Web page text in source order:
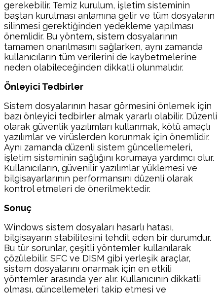
gerekebilir. Temiz kurulum, işletim sisteminin
baştan kurulması anlamına gelir ve tüm dosyaların
silinmesi gerektiğinden yedekleme yapılması
önemlidir. Bu yöntem, sistem dosyalarının
tamamen onarılmasını sağlarken, aynı zamanda
kullanıcıların tüm verilerini de kaybetmelerine
neden olabileceğinden dikkatli olunmalıdır.
Önleyici Tedbirler
Sistem dosyalarının hasar görmesini önlemek için
bazı önleyici tedbirler almak yararlı olabilir. Düzenli
olarak güvenlik yazılımları kullanmak, kötü amaçlı
yazılımlar ve virüslerden korunmak için önemlidir.
Aynı zamanda düzenli sistem güncellemeleri,
işletim sisteminin sağlığını korumaya yardımcı olur.
Kullanıcıların, güvenilir yazılımlar yüklemesi ve
bilgisayarlarının performansını düzenli olarak
kontrol etmeleri de önerilmektedir.
Sonuç
Windows sistem dosyaları hasarlı hatası,
bilgisayarın stabilitesini tehdit eden bir durumdur.
Bu tür sorunlar, çeşitli yöntemler kullanılarak
çözülebilir. SFC ve DISM gibi yerleşik araçlar,
sistem dosyalarını onarmak için en etkili
yöntemler arasında yer alır. Kullanıcının dikkatli
olması, güncellemeleri takip etmesi ve